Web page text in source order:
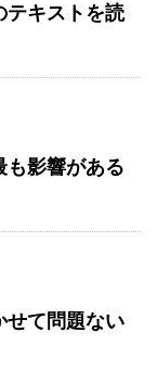
テキストを読
も影響がある
せて問題ない